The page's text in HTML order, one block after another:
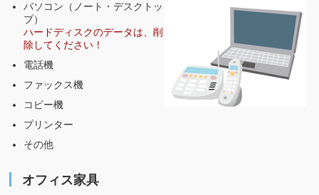
パソコン（ノート・デスクトッ
プ）
ハードディスクのデータは、削
除してください！
電話機
ファックス機
コピー機
プリンター
その他
オフィス家具